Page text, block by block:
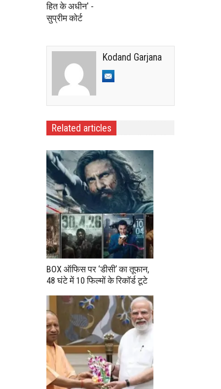
हित के अधीन' -
सुप्रीम कोर्ट
Kodand Garjana
Related articles
BOX ऑफिस पर ‘डीसी’ का तूफान,
48 घंटे में 10 फिल्मों के रिकॉर्ड टूटे